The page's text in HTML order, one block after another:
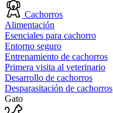
Cachorros
Alimentación
Esenciales para cachorro
Entorno seguro
Entrenamiento de cachorros
Primera visita al veterinario
Desarrollo de cachorros
Desparasitación de cachorros
Gato